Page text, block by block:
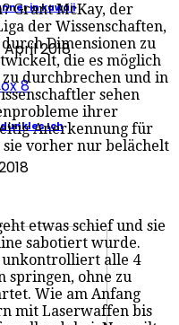
in kawaii
April 2018
dunkles Ich
Grant McKay, der
der Wissenschaften,
Dimensionen zu
die es möglich
durchbrechen und in
sehen
ihrer
Anerkennung für
vorher nur belächelt
etwas schief und sie
sabotiert wurde.
unkontrolliert alle 4
springen, ohne zu
Wie am Anfang
mit Laserwaffen bis